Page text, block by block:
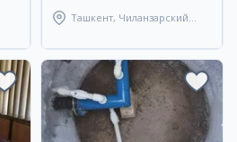
Ташкент, Чиланзарский